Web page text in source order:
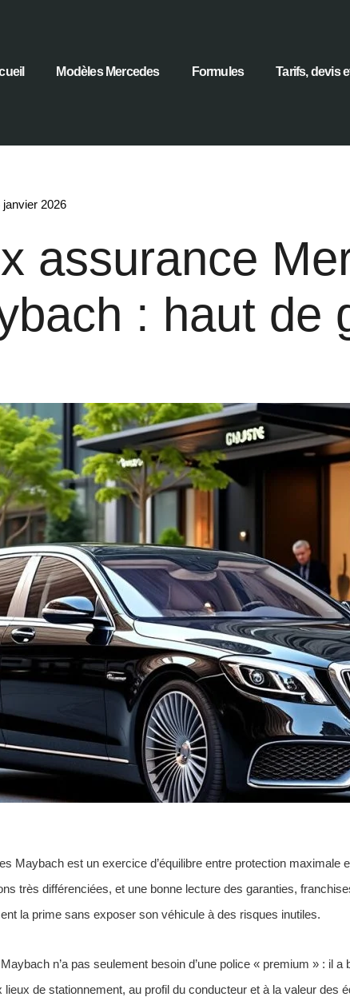
Modèles Mercedes Formules Tarifs, devis
janvier 2026
assurance
: haut de
Maybach est un exercice d’équilibre entre protection maximale
très différenciées, et une bonne lecture des garanties,
la prime sans exposer son véhicule à des risques inutiles.
n’a pas seulement besoin d’une police « premium » : il a
lieux de stationnement, au profil du conducteur et à la valeur des